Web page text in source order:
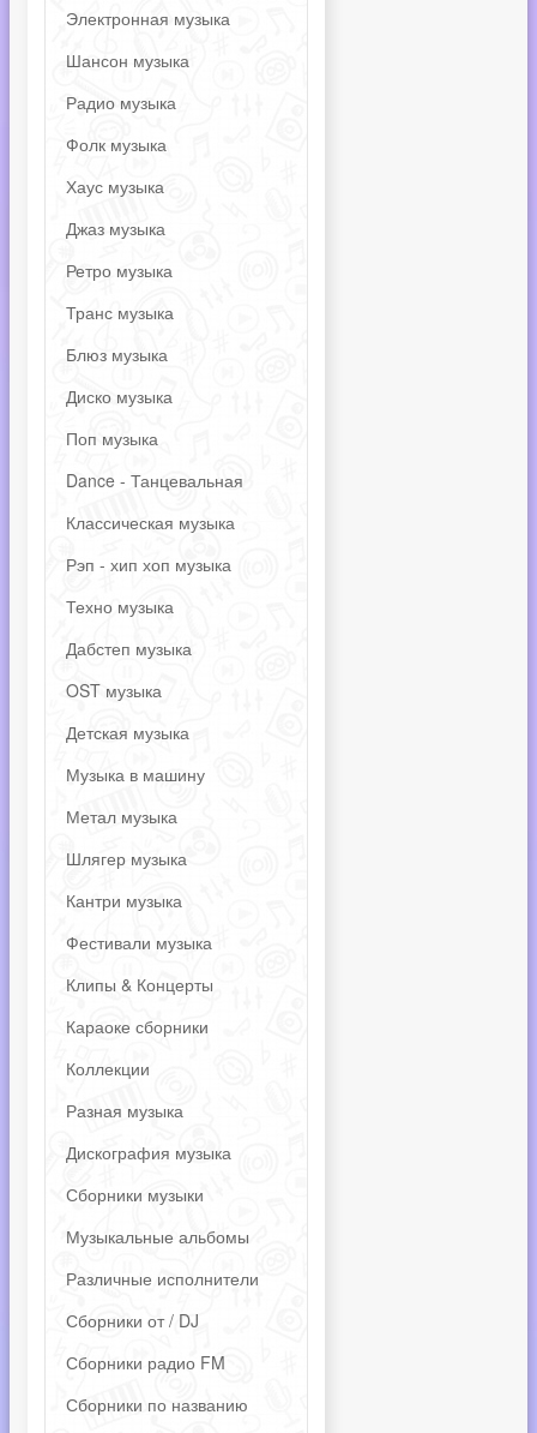
Электронная музыка
Шансон музыка
Радио музыка
Фолк музыка
Хаус музыка
Джаз музыка
Ретро музыка
Транс музыка
Блюз музыка
Диско музыка
Поп музыка
Dance - Танцевальная
Классическая музыка
Рэп - хип хоп музыка
Техно музыка
Дабстеп музыка
OST музыка
Детская музыка
Музыка в машину
Метал музыка
Шлягер музыка
Кантри музыка
Фестивали музыка
Клипы & Концерты
Караоке сборники
Коллекции
Разная музыка
Дискография музыка
Сборники музыки
Музыкальные альбомы
Различные исполнители
Сборники от / DJ
Сборники радио FM
Сборники по названию